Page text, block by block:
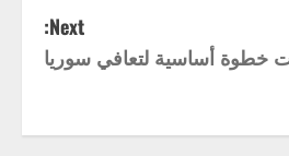
Next:
خطوة أساسية لتعافي سوريا